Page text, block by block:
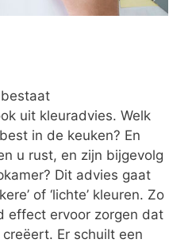
uit kleuradvies. Welk
in de keuken? En
u rust, en zijn bijgevolg
Dit advies gaat
of ‘lichte’ kleuren. Zo
effect ervoor zorgen dat
Er schuilt een